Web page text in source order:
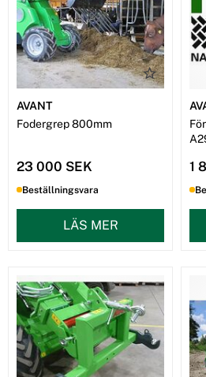
AVANT
Fodergrep 800mm
23 000 SEK
Beställningsvara
LÄS MER
1